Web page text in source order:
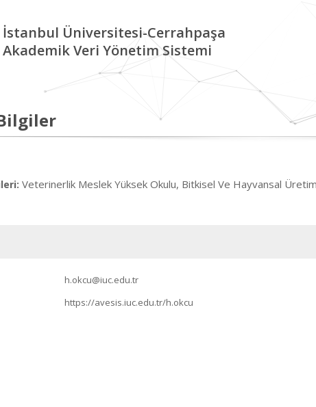
İstanbul Üniversitesi-Cerrahpaşa
Akademik Veri Yönetim Sistemi
Veterinerlik Meslek Yüksek Okulu, Bitkisel Ve Hayvansal
h.okcu@iuc.edu.tr
https://avesis.iuc.edu.tr/h.okcu